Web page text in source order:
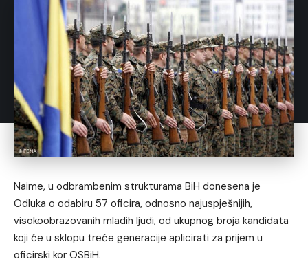
Naime, u odbrambenim strukturama BiH donesena je
Odluka o odabiru 57 oficira, odnosno najuspješnijih,
visokoobrazovanih mladih ljudi, od ukupnog broja kandidata
koji će u sklopu treće generacije aplicirati za prijem u
oficirski kor OSBiH.